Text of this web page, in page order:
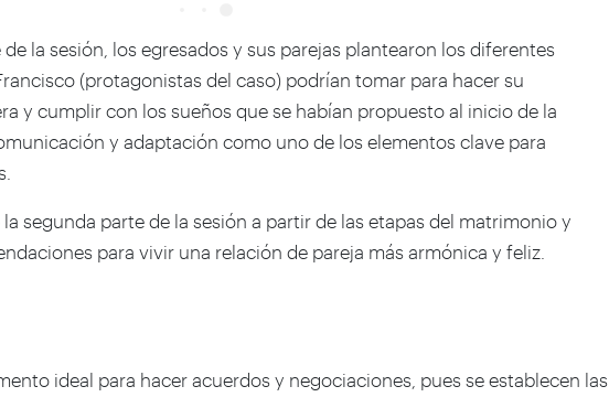
la sesión, los egresados y sus parejas plantearon los diferentes
(protagonistas del caso) podrían tomar para hacer su
y cumplir con los sueños que se habían propuesto al inicio de la
y adaptación como uno de los elementos clave para
segunda parte de la sesión a partir de las etapas del matrimonio y
para vivir una relación de pareja más armónica y feliz.
ideal para hacer acuerdos y negociaciones, pues se establecen las